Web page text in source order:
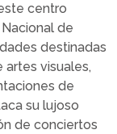
centro
de
destinadas
artes visuales,
de
su lujoso
de conciertos